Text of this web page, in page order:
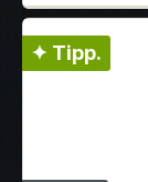
✦ Tipp.